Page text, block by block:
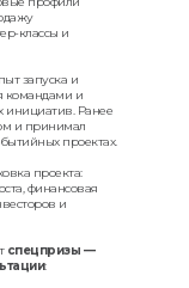
классы и
запуска и
командами и
инициатив. Ранее
и принимал
проектах.
проекта:
финансовая
и
спецпризы —
: